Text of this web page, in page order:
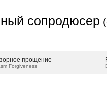
сопродюсер
прощение
Forgiveness